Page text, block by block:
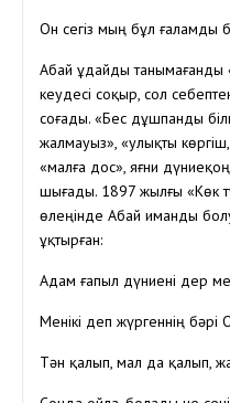
Он сегіз мың бұл ғаламды
Абай Құдайды
кеудесі соқыр, сол
соғады. «Бес дұшпанды
жалмауыз», «Қулықты
«малға дос», яғни
шығады. 1897 жылғы «Көк
өлеңінде Абай иманды
ұқтырған:
Адам ғапыл дүниені дер
Менікі деп жүргеннің бәрі
Тән қалып, мал да қалып,